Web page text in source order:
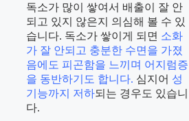
독소가 많이 쌓여서 배출이 잘 안
되고 있지 않은지 의심해 볼 수 있
습니다. 독소가 쌓이게 되면 소화
가 잘 안되고 충분한 수면을 가졌
음에도 피곤함을 느끼며 어지럼증
을 동반하기도 합니다. 심지어 성
기능까지 저하되는 경우도 있습니
다.